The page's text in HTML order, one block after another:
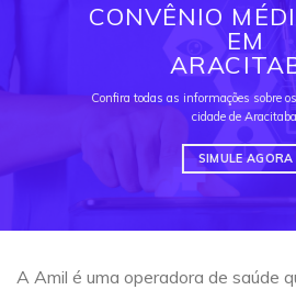
CONVÊNIO
EM
Confira todas as informações sobre
cidade de
SIMULE AGORA
A Amil é uma operadora de saúde